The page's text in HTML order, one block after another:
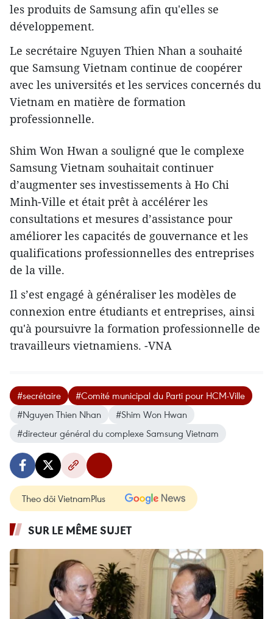
les produits de Samsung afin qu'elles se
développement.
Le secrétaire Nguyen Thien Nhan a souhaité
que Samsung Vietnam continue de coopérer
avec les universités et les services concernés du
Vietnam en matière de formation
professionnelle.
Shim Won Hwan a souligné que le complexe
Samsung Vietnam souhaitait continuer
d’augmenter ses investissements à Ho Chi
Minh-Ville et était prêt à accélérer les
consultations et mesures d’assistance pour
améliorer les capacités de gouvernance et les
qualifications professionnelles des entreprises
de la ville.
Il s’est engagé à ​généraliser les modèles de
connexion entre étudiants et entreprises, ainsi
qu'à poursuivre la formation professionnelle de
travailleurs vietnamiens. -VNA
#secrétaire
#Comité municipal du Parti pour HCM-Ville
#Nguyen Thien Nhan
#Shim Won Hwan
#directeur général du complexe Samsung Vietnam
Theo dõi VietnamPlus
SUR LE MÊME SUJET